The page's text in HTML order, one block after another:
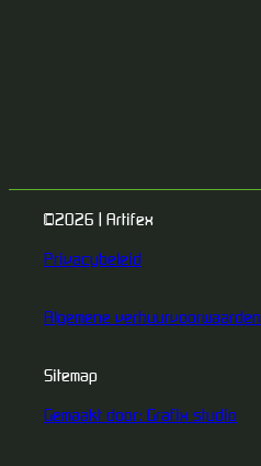
©2026 | Artifex
Privacybeleid
Algemene verhuurvoorwaarden
Sitemap
Gemaakt door: Grafix studio